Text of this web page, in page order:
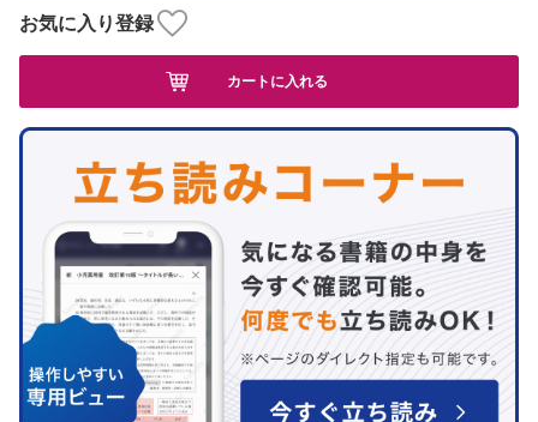
お気に入り登録
カートに入れる